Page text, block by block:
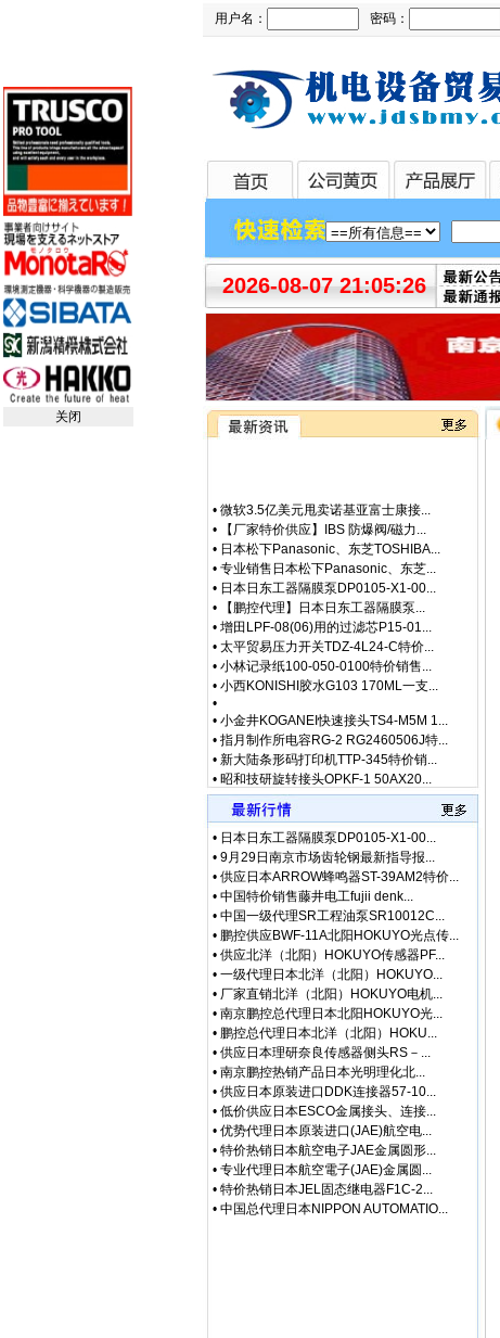
用户名： 密码：
2026-08-07 21:05:26
【厂家特价供应】IBS 防爆阀/磁力...
日本松下Panasonic、东芝TOSHIBA...
专业销售日本松下Panasonic、东芝...
日本日东工器隔膜泵DP0105-X1-00...
【鹏控代理】日本日东工器隔膜泵...
增田LPF-08(06)用的过滤芯P15-01...
太平贸易压力开关TDZ-4L24-C特价...
小林记录纸100-050-0100特价销售...
小西KONISHI胶水G103 170ML一支...
小金井KOGANEI快速接头TS4-M5M 1...
指月制作所电容RG-2 RG2460506J特...
新大陆条形码打印机TTP-345特价销...
昭和技研旋转接头OPKF-1 50AX20...
昭和测器荷重计MR-10N特价销售 专...
•松下控制器MBDHT2510E特价销售 专...
松下行程开关AZ8107特价销售 专业...
武藏MUSASHI活塞MLP-B-50E特价销...
泽藤SAWA接收器AC24-H2R4特价销售...
英格索兰气动钻7803RA特价销售 专...
藤井DAIKEI HOOK电工安全带TRN-5...
藤井电工fujiidenko安全带BB-60-...
低价格东京精密 测定子 DM45505(...
低价格东京精密 传感器 E-DT-95-...
• 日本日东工器隔膜泵DP0105-X1-00...
• 9月29日南京市场齿轮钢最新指导报...
• 供应日本ARROW蜂鸣器ST-39AM2特价...
• 中国特价销售藤井电工fujii denk...
• 中国一级代理SR工程油泵SR10012C...
• 鹏控供应BWF-11A北阳HOKUYO光点传...
• 供应北洋（北阳）HOKUYO传感器PF...
• 一级代理日本北洋（北阳）HOKUYO...
• 厂家直销北洋（北阳）HOKUYO电机...
• 南京鹏控总代理日本北阳HOKUYO光...
• 鹏控总代理日本北洋（北阳）HOKU...
• 供应日本理研奈良传感器侧头RS－...
• 南京鹏控热销产品日本光明理化北...
• 供应日本原装进口DDK连接器57-10...
• 低价供应日本ESCO金属接头、连接...
• 优势代理日本原装进口(JAE)航空电...
• 特价热销日本航空电子JAE金属圆形...
• 专业代理日本航空電子(JAE)金属圆...
• 特价热销日本JEL固态继电器F1C-2...
• 中国总代理日本NIPPON AUTOMATIO...
关闭